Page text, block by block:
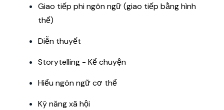
Giao tiếp phi ngôn ngữ (giao tiếp bằng hình
thể)
Diễn thuyết
Storytelling - Kể chuyện
Hiểu ngôn ngữ cơ thể
Kỹ năng xã hội